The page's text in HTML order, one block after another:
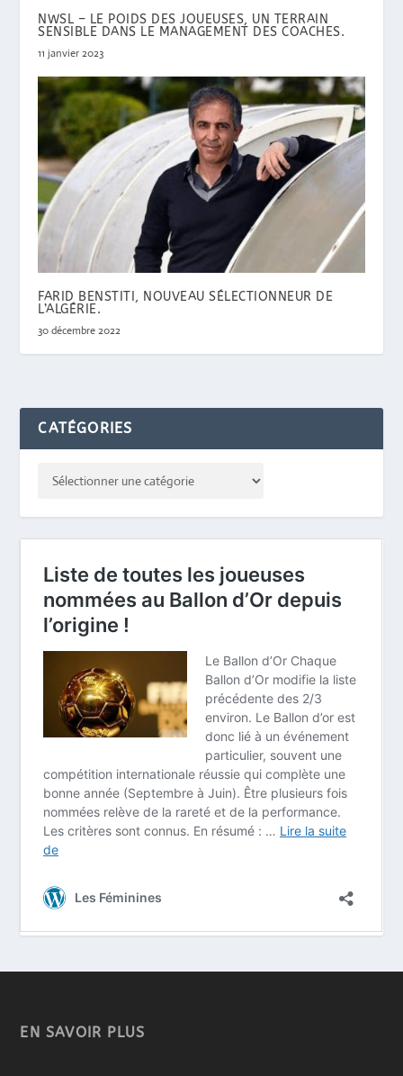
NWSL – LE POIDS DES JOUEUSES, UN TERRAIN
SENSIBLE DANS LE MANAGEMENT DES COACHES.
11 janvier 2023
FARID BENSTITI, NOUVEAU SÉLECTIONNEUR DE
L’ALGÉRIE.
30 décembre 2022
CATÉGORIES
EN SAVOIR PLUS